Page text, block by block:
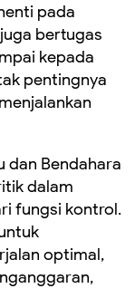
pada
bertugas
kepada
pentingnya
dan Bendahara
dalam
fungsi kontrol.
optimal,